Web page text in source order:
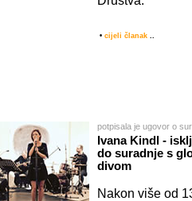
• cijeli članak ..
potpisala je ugovor o
Ivana Kindl -
do suradnje s
divom
Nakon više od